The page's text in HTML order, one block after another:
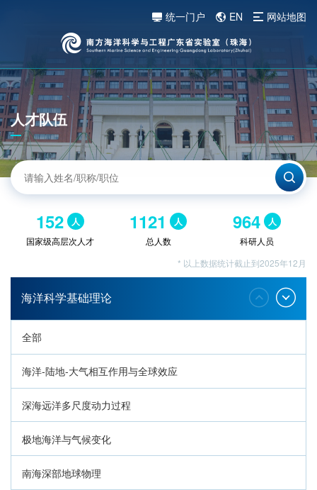
统一门户 EN 网站地图
人才队伍
152 人
国家级高层次人才
1121 人
总人数
964 人
科研人员
* 以上数据统计截止到2025年12月
海洋科学基础理论
全部
海洋-陆地-大气相互作用与全球效应
深海远洋多尺度动力过程
极地海洋与气候变化
南海深部地球物理